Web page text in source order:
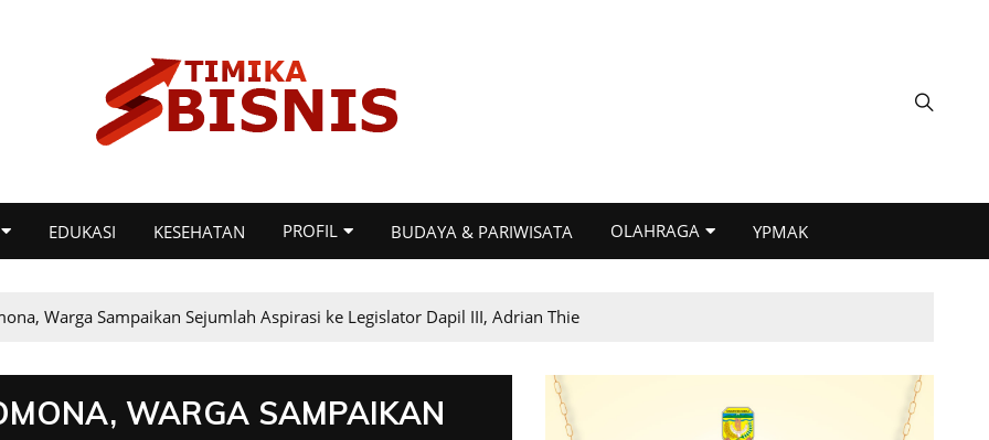
EDUKASI KESEHATAN PROFIL BUDAYA & PARIWISATA OLAHRAGA YPMAK
Warga Sampaikan Sejumlah Aspirasi ke Legislator Dapil III, Adrian Thie
WARGA SAMPAIKAN